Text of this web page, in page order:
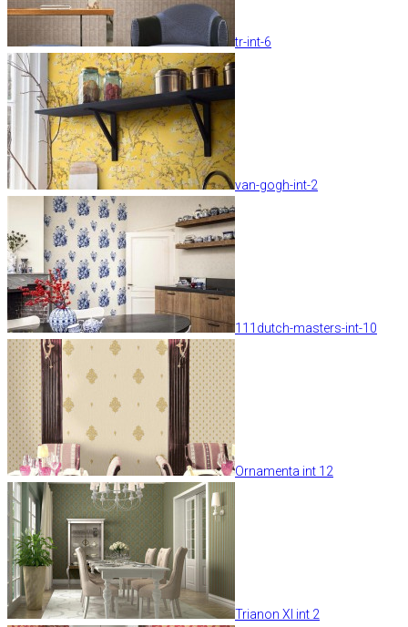
tr-int-6
van-gogh-int-2
111dutch-masters-int-10
Ornamenta int 12
Trianon XI int 2